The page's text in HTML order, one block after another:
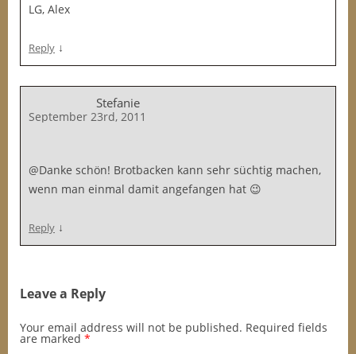
LG, Alex
Reply ↓
Stefanie
September 23rd, 2011
@Danke schön! Brotbacken kann sehr süchtig machen,
wenn man einmal damit angefangen hat 😉
Reply ↓
Leave a Reply
Your email address will not be published. Required fields
are marked *